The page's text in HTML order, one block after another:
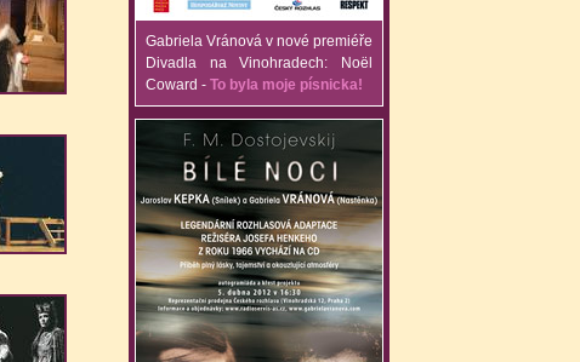
Gabriela Vránová v nové premiéře
Divadla na Vinohradech: Noël
Coward - To byla moje písnicka!